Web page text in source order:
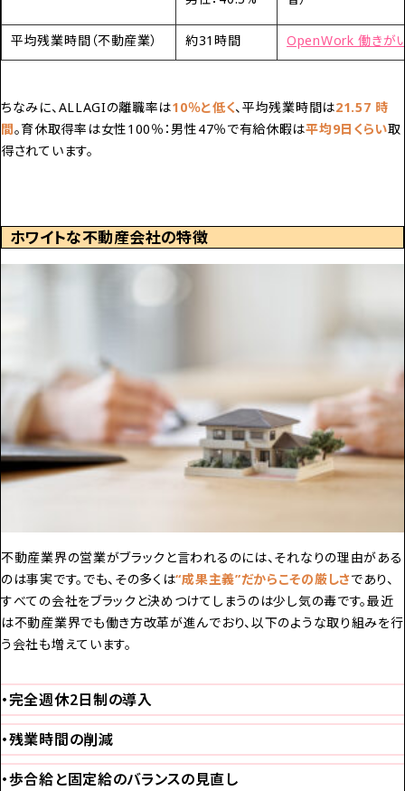
平均残業時間（不動産業） 約31時間 OpenWork 働きが
ちなみに、ALLAGIの離職率は10％と低く、平均残業時間は21.57 時
間。育休取得率は女性100％：男性47％で有給休暇は平均9日くらい取
得されています。
ホワイトな不動産会社の特徴
不動産業界の営業がブラックと言われるのには、それなりの理由がある
のは事実です。でも、その多くは“成果主義”だからこその厳しさであり、
すべての会社をブラックと決めつけてしまうのは少し気の毒です。最近
は不動産業界でも働き方改革が進んでおり、以下のような取り組みを行
う会社も増えています。
・完全週休2日制の導入
・残業時間の削減
・歩合給と固定給のバランスの見直し